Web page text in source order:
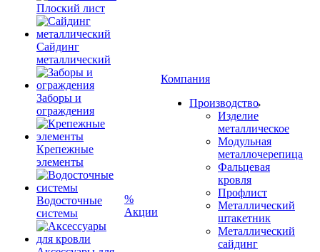
Плоский лист
Сайдинг
металлический
Заборы и
ограждения
Крепежные
элементы
Водосточные
системы
%
Акции
Компания
Производство
Изделие
металлическое
Модульная
металлочерепица
Фальцевая
кровля
Профлист
Металлический
штакетник
Металлический
сайдинг